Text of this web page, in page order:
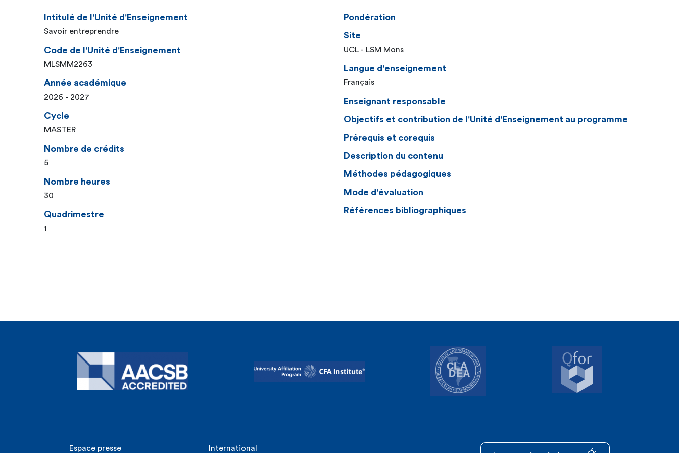
Intitulé de l'Unité d'Enseignement
Savoir entreprendre
Code de l'Unité d'Enseignement
MLSMM2263
Année académique
2026 - 2027
Cycle
MASTER
Nombre de crédits
5
Nombre heures
30
Quadrimestre
1
Pondération
Site
UCL - LSM Mons
Langue d'enseignement
Français
Enseignant responsable
Objectifs et contribution de l'Unité d'Enseignement au programme
Prérequis et corequis
Description du contenu
Méthodes pédagogiques
Mode d'évaluation
Références bibliographiques
Espace presse
International